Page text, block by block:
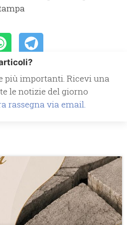
più importanti. Ricevi una
le notizie del giorno
rassegna via email.